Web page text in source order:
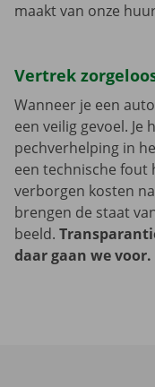
maakt van onze
Vertrek
Wanneer je een
een veilig gevoel.
pechverhelping in
een technische fout
verborgen kosten
brengen de staat
beeld.
daar gaan we voor.